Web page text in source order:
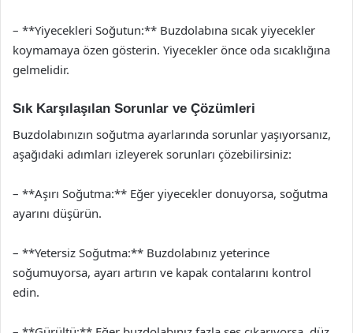
– **Yiyecekleri Soğutun:** Buzdolabına sıcak yiyecekler
koymamaya özen gösterin. Yiyecekler önce oda sıcaklığına
gelmelidir.
Sık Karşılaşılan Sorunlar ve Çözümleri
Buzdolabınızın soğutma ayarlarında sorunlar yaşıyorsanız,
aşağıdaki adımları izleyerek sorunları çözebilirsiniz:
– **Aşırı Soğutma:** Eğer yiyecekler donuyorsa, soğutma
ayarını düşürün.
– **Yetersiz Soğutma:** Buzdolabınız yeterince
soğumuyorsa, ayarı artırın ve kapak contalarını kontrol
edin.